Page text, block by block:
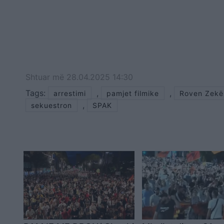
Shtuar më 28.04.2025 14:30
Tags:
arrestimi , pamjet filmike ,
Roven
sekuestron
, SPAK